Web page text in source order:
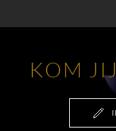
KOM